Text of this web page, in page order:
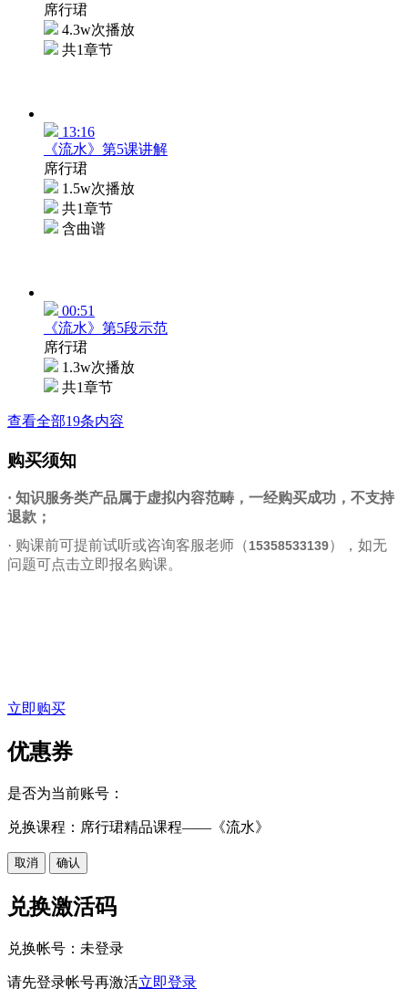
席行珺
4.3w次播放
共1章节
13:16
《流水》第5课讲解
席行珺
1.5w次播放
共1章节
含曲谱
00:51
《流水》第5段示范
席行珺
1.3w次播放
共1章节
查看全部19条内容
购买须知
· 知识服务类产品属于虚拟内容范畴，一经购买成功，不支持
退款；
· 购课前可提前试听或咨询客服老师（15358533139），如无
问题可点击立即报名购课。
立即购买
优惠券
是否为当前账号：
兑换课程：席行珺精品课程——《流水》
取消 确认
兑换激活码
兑换帐号： 未登录
请先登录帐号再激活立即登录